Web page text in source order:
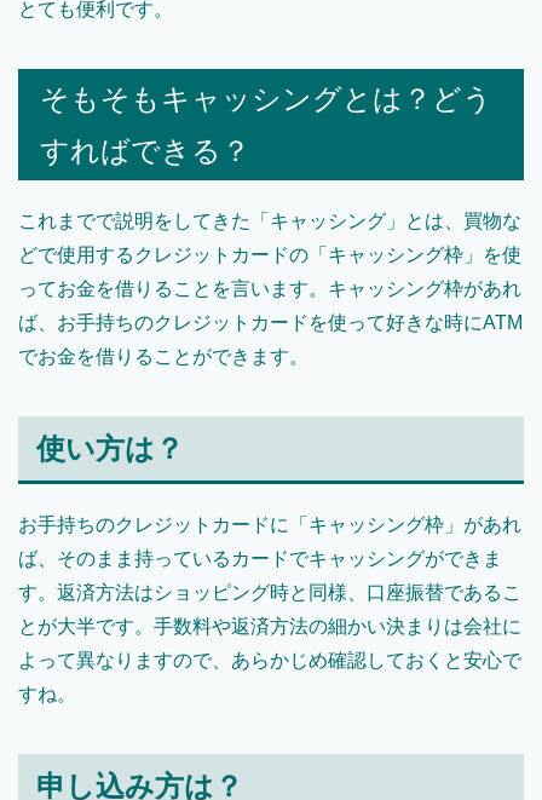
とても便利です。
そもそもキャッシングとは？どう
すればできる？
これまでで説明をしてきた「キャッシング」とは、買物な
どで使用するクレジットカードの「キャッシング枠」を使
ってお金を借りることを言います。キャッシング枠があれ
ば、お手持ちのクレジットカードを使って好きな時にATM
でお金を借りることができます。
使い方は？
お手持ちのクレジットカードに「キャッシング枠」があれ
ば、そのまま持っているカードでキャッシングができま
す。返済方法はショッピング時と同様、口座振替であるこ
とが大半です。手数料や返済方法の細かい決まりは会社に
よって異なりますので、あらかじめ確認しておくと安心で
すね。
申し込み方は？